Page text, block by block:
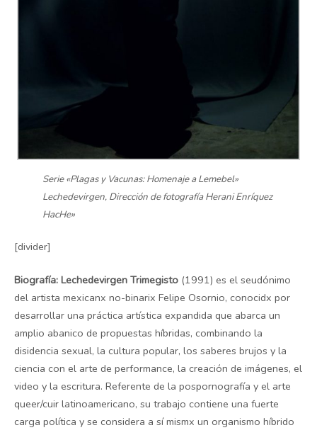
Serie «Plagas y Vacunas: Homenaje a Lemebel»
Lechedevirgen, Dirección de fotografía Herani Enríquez
HacHe»
[divider]
Biografía: Lechedevirgen Trimegisto (1991) es el seudónimo
del artista mexicanx no-binarix Felipe Osornio, conocidx por
desarrollar una práctica artística expandida que abarca un
amplio abanico de propuestas híbridas, combinando la
disidencia sexual, la cultura popular, los saberes brujos y la
ciencia con el arte de performance, la creación de imágenes, el
video y la escritura. Referente de la pospornografía y el arte
queer/cuir latinoamericano, su trabajo contiene una fuerte
carga política y se considera a sí mismx un organismo híbrido